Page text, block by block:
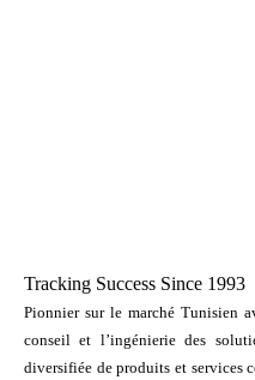
Tracking Success Since 1993
Pionnier sur le marché Tunisien
conseil et l’ingénierie des
diversifiée de produits et services